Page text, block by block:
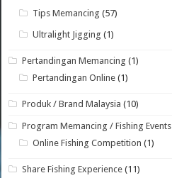
Tips Memancing (57)
Ultralight Jigging (1)
Pertandingan Memancing (1)
Pertandingan Online (1)
Produk / Brand Malaysia (10)
Program Memancing / Fishing Events
Online Fishing Competition (1)
Share Fishing Experience (11)